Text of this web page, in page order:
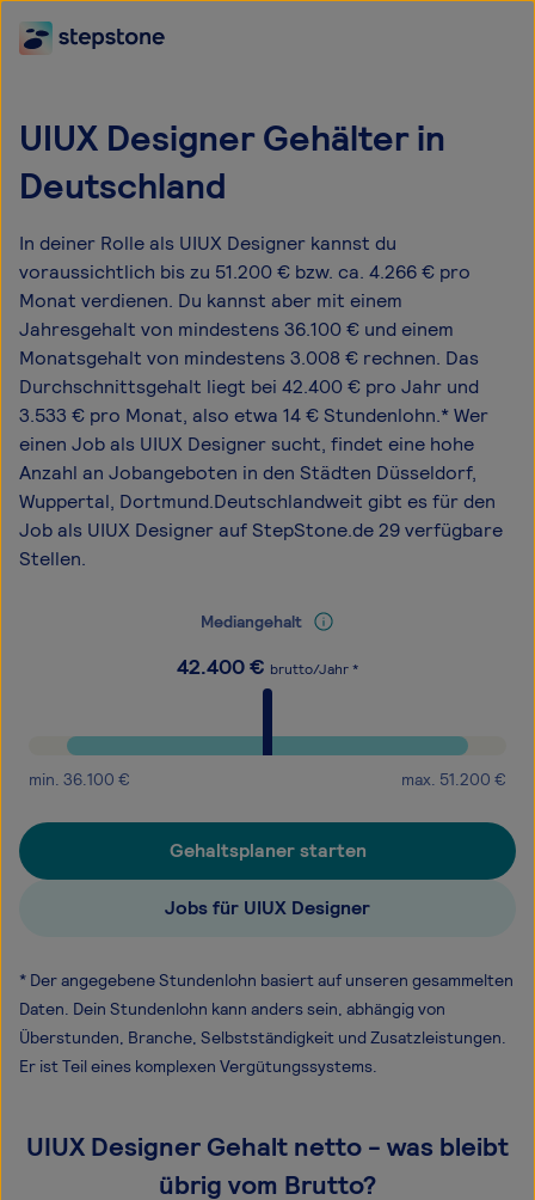
UIUX Designer Gehälter in
Deutschland
In deiner Rolle als UIUX Designer kannst du
voraussichtlich bis zu 51.200 € bzw. ca. 4.266 € pro
Monat verdienen. Du kannst aber mit einem
Jahresgehalt von mindestens 36.100 € und einem
Monatsgehalt von mindestens 3.008 € rechnen. Das
Durchschnittsgehalt liegt bei 42.400 € pro Jahr und
3.533 € pro Monat, also etwa 14 € Stundenlohn.* Wer
einen Job als UIUX Designer sucht, findet eine hohe
Anzahl an Jobangeboten in den Städten Düsseldorf,
Wuppertal, Dortmund.Deutschlandweit gibt es für den
Job als UIUX Designer auf StepStone.de 29 verfügbare
Stellen.
Mediangehalt
42.400€ brutto/Jahr *
min. 36.100 € max. 51.200 €
Gehaltsplaner starten
Jobs für UIUX Designer
* Der angegebene Stundenlohn basiert auf unseren gesammelten
Daten. Dein Stundenlohn kann anders sein, abhängig von
Überstunden, Branche, Selbstständigkeit und Zusatzleistungen.
Er ist Teil eines komplexen Vergütungssystems.
UIUX Designer Gehalt netto - was bleibt
übrig vom Brutto?